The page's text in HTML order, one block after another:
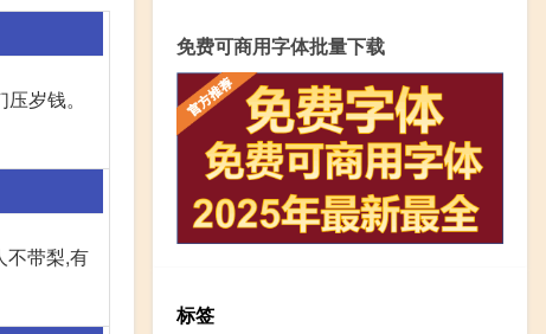
岁钱。
不带梨,有
免费可商用字体批量下载
标签